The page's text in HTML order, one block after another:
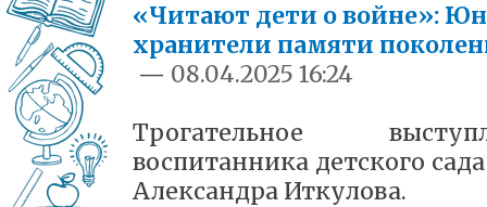
«Читают дети о войне»:
хранители памяти
— 08.04.2025 16:24
Трогательное
воспитанника детского
Александра Иткулова.